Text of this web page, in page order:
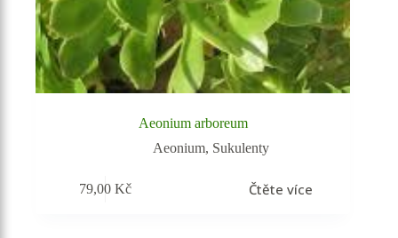
Aeonium arboreum
Aeonium, Sukulenty
79,00Kč Čtěte více